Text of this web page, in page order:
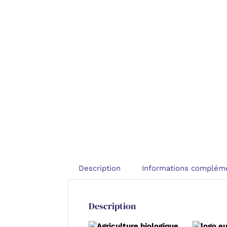
Description Informations
Description